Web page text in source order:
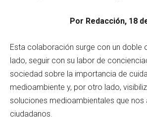
Por Redacción, 18
Esta colaboración surge con un doble
lado, seguir con su labor de
sociedad sobre la importancia de
medioambiente y, por otro lado,
soluciones medioambientales que
ciudadanos.